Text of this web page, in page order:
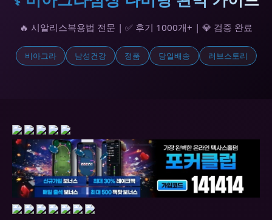
🔥 시알리스복용법 전문 | ✅ 후기 1000개+ | 💎 검증 완료
비아그라 남성건강 정품 당일배송 러브스토리